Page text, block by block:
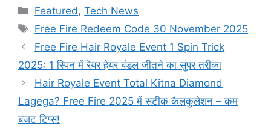
Categories
Featured ,Tech News
Tags
Free Fire Redeem Code 30 November 2025
Free Fire Hair Royale Event 1 Spin Trick
2025: 1 स्पिन में रेयर हेयर बंडल जीतने का सुपर तरीका
Hair Royale Event Total Kitna Diamond
Lagega? Free Fire 2025 में सटीक कैलकुलेशन – कम
बजट टिप्स!